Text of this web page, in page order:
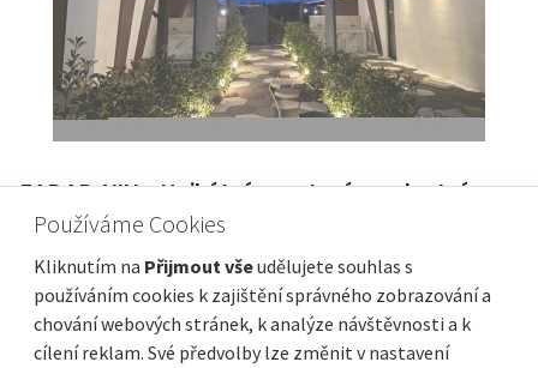
ZADAR, NIN - Unikátní apartmán s vlastním
bazénem! A1
Cena389 000 € Vzdálenost od moře
300 m
Plocha celkem
104 m² Obec, část obce
Nin
Používáme Cookies
Kliknutím na Přijmout všeudělujete souhlas s
používáním cookies k zajištění správného zobrazování a
chování webových stránek, k analýze návštěvnosti a k
cílení reklam. Své předvolby lze změnit v nastavení